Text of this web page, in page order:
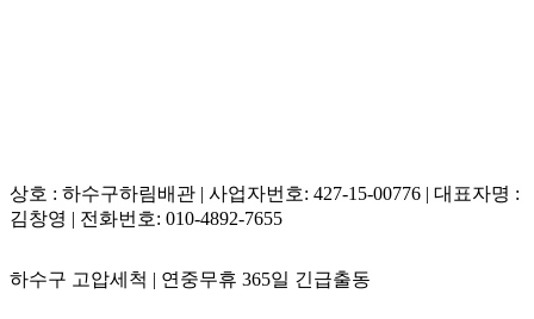
상호 : 하수구하림배관 | 사업자번호: 427-15-00776 | 대표자명 :
김창영 | 전화번호: 010-4892-7655
하수구 고압세척 | 연중무휴 365일 긴급출동